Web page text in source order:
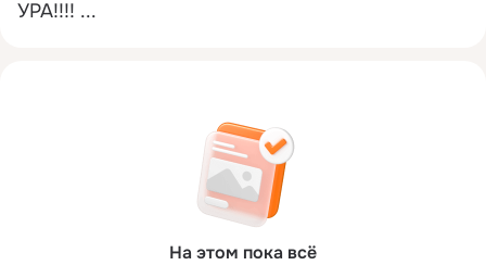
УРА!!!! ...
На этом пока всё